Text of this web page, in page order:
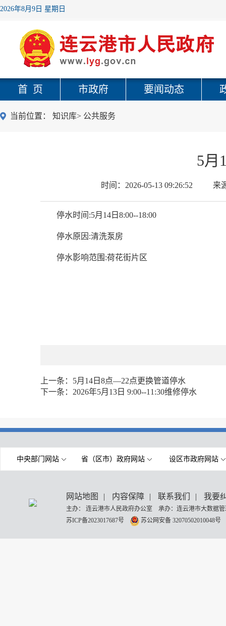
2026年8月9日 星期日
首 页 市政府 要闻动态
当前位置： 知识库> 公共服务
5月
时间： 2026-05-13 09:26:52 来
停水时间:5月14日8:00--18:00
停水原因:清洗泵房
停水影响范围:荷花街片区
上一条： 5月14日8点—22点更换管道停水
下一条： 2026年5月13日 9:00--11:30维修停水
中央部门网站 省（区市）政府网站 设区市政府网站
网站地图 | 内容保障 | 联系我们 | 我要
主办： 连云港市人民政府办公室 承办：连云港市大数据
苏ICP备2023017687号
苏公网安备 32070502010048号